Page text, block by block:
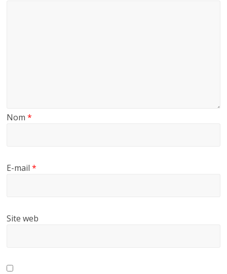
Nom*
E-mail*
Site web